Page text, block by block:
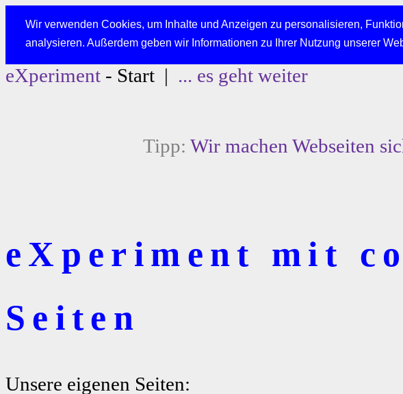
Wir verwenden Cookies, um Inhalte und Anzeigen zu personalisieren,
analysieren. Außerdem geben wir Informationen zu Ihrer Nutzung unserer
eXperiment - Start | ... es geht weiter
Tipp: Wir machen Webseiten
eXperiment mit
Seiten
Unsere eigenen Seiten: